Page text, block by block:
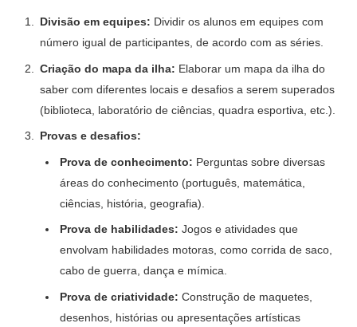
Divisão em equipes: Dividir os alunos em equipes com
número igual de participantes, de acordo com as séries.
Criação do mapa da ilha: Elaborar um mapa da ilha do
saber com diferentes locais e desafios a serem superados
(biblioteca, laboratório de ciências, quadra esportiva, etc.).
Provas e desafios:
Prova de conhecimento: Perguntas sobre diversas
áreas do conhecimento (português, matemática,
ciências, história, geografia).
Prova de habilidades: Jogos e atividades que
envolvam habilidades motoras, como corrida de saco,
cabo de guerra, dança e mímica.
Prova de criatividade: Construção de maquetes,
desenhos, histórias ou apresentações artísticas